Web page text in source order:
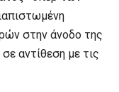
στην άνοδο της
αντίθεση με τις